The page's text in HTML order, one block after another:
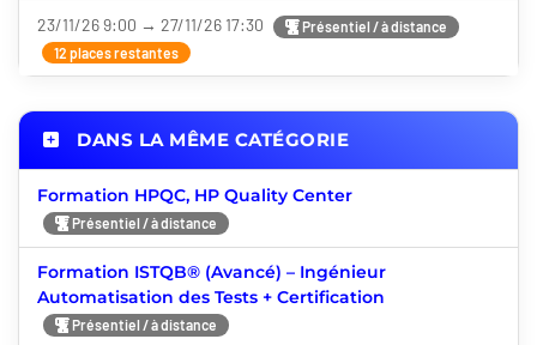
23/11/26 9:00 → 27/11/26 17:30
Présentiel / à distance
12 places restantes
DANS LA MÊME CATÉGORIE
Formation HPQC, HP Quality Center
Présentiel / à distance
Formation ISTQB® (Avancé) – Ingénieur
Automatisation des Tests + Certification
Présentiel / à distance